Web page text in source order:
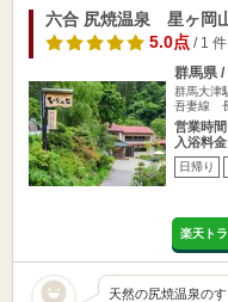
六合 尻焼温泉 星ヶ岡
5.0点/ 1 件
群馬県 /
群馬大津
吾妻線
営業時
入浴料
日帰り
楽天ト
天然の尻焼温泉の